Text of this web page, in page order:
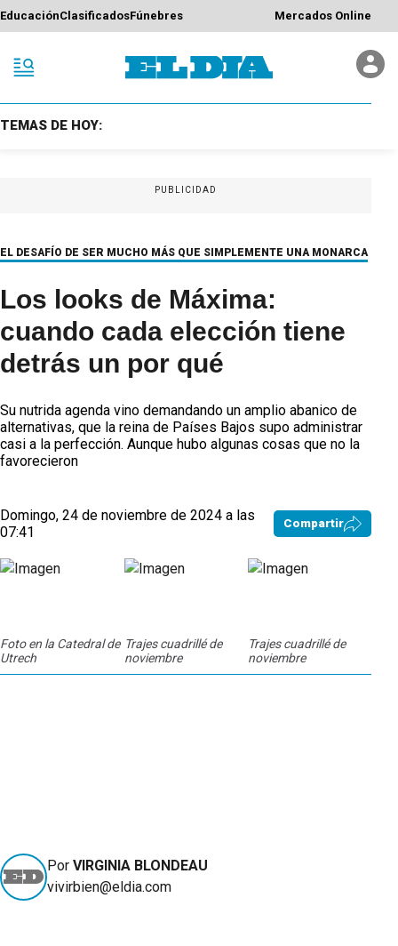
EducaciónClasificadosFúnebres Mercados Online
TEMAS DE HOY:
PUBLICIDAD
EL DESAFÍO DE SER MUCHO MÁS QUE SIMPLEMENTE UNA MONARCA
Los looks de Máxima:
cuando cada elección tiene
detrás un por qué
Su nutrida agenda vino demandando un amplio abanico de
alternativas, que la reina de Países Bajos supo administrar
casi a la perfección. Aunque hubo algunas cosas que no la
favorecieron
Domingo, 24 de noviembre de 2024 a las
07:41
Compartir
Foto en la Catedral de
Utrech
Trajes cuadrillé de
noviembre
Trajes cuadrillé de
noviembre
Por VIRGINIA BLONDEAU
vivirbien@eldia.com